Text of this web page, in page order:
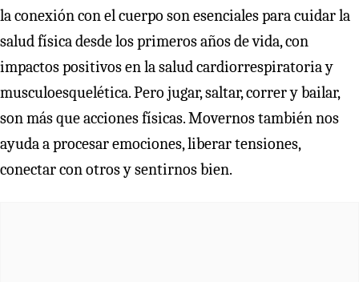
la conexión con el cuerpo son esenciales para cuidar la
salud física desde los primeros años de vida, con
impactos positivos en la salud cardiorrespiratoria y
musculoesquelética. Pero jugar, saltar, correr y bailar,
son más que acciones físicas. Movernos también nos
ayuda a procesar emociones, liberar tensiones,
conectar con otros y sentirnos bien.